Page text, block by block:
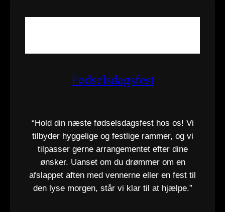
Fødselsdagsfest
“Hold din næste fødselsdagsfest hos os! Vi
tilbyder hyggelige og festlige rammer, og vi
tilpasser gerne arrangementet efter dine
ønsker. Uanset om du drømmer om en
afslappet aften med vennerne eller en fest til
den lyse morgen, står vi klar til at hjælpe.”